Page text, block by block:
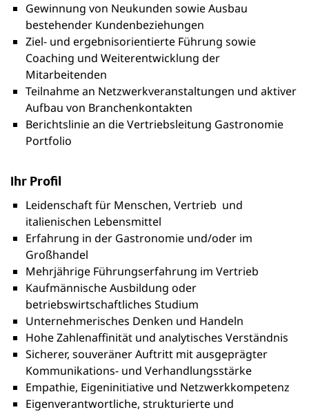
Gewinnung von Neukunden sowie Ausbau
bestehender Kundenbeziehungen
Ziel‑ und ergebnisorientierte Führung sowie
Coaching und Weiterentwicklung der
Mitarbeitenden
Teilnahme an Netzwerkveranstaltungen und aktiver
Aufbau von Branchenkontakten
Berichtslinie an die Vertriebsleitung Gastronomie
Portfolio
Ihr Profil
Leidenschaft für Menschen, Vertrieb und
italienischen Lebensmittel
Erfahrung in der Gastronomie und/oder im
Großhandel
Mehrjährige Führungserfahrung im Vertrieb
Kaufmännische Ausbildung oder
betriebswirtschaftliches Studium
Unternehmerisches Denken und Handeln
Hohe Zahlenaffinität und analytisches Verständnis
Sicherer, souveräner Auftritt mit ausgeprägter
Kommunikations‑ und Verhandlungsstärke
Empathie, Eigeninitiative und Netzwerkkompetenz
Eigenverantwortliche, strukturierte und